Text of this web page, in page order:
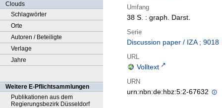
Clouds
Schlagwörter
Orte
Autoren / Beteiligte
Verlage
Jahre
Weitere E-Pflichtsammlungen
Publikationen aus dem
Regierungsbezirk Düsseldorf
Umfang
38 S. : graph. Darst.
Serie
Discussion paper / IZA ; 9018
URL
Volltext
URN
urn:nbn:de:hbz:5:2-67632